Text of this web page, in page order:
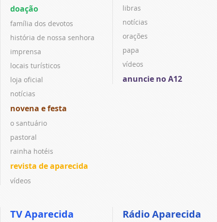
doação
família dos devotos
história de nossa senhora
imprensa
locais turísticos
loja oficial
notícias
novena e festa
o santuário
pastoral
rainha hotéis
revista de aparecida
vídeos
libras
notícias
orações
papa
vídeos
anuncie no A12
TV Aparecida Rádio Aparecida